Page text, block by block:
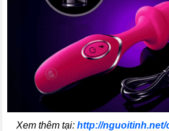
Xem thêm tại: http://nguoitinh.net/